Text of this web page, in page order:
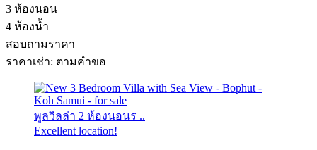
3 ห้องนอน
4 ห้องน้ำ
สอบถามราคา
ราคาเช่า: ตามคําขอ
พูลวิลล่า 2 ห้องนอนร ..
Excellent location!